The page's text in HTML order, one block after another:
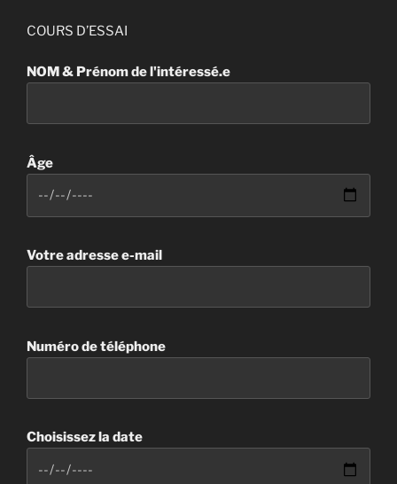
COURS D’ESSAI
NOM & Prénom de l'intéressé.e
Âge
Votre adresse e-mail
Numéro de téléphone
Choisissez la date